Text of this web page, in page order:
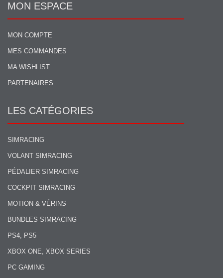
MON ESPACE
MON COMPTE
MES COMMANDES
MA WISHLIST
PARTENAIRES
LES CATÉGORIES
SIMRACING
VOLANT SIMRACING
PÉDALIER SIMRACING
COCKPIT SIMRACING
MOTION & VÉRINS
BUNDLES SIMRACING
PS4, PS5
XBOX ONE, XBOX SERIES
PC GAMING